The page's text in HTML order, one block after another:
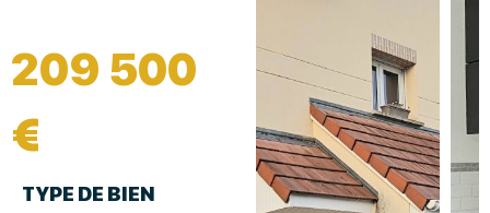
209 500
€
TYPE DE BIEN